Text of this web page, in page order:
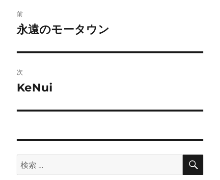
稿
ビ
ゲ
ー
ン
前
前
投
稿:
永遠のモータウン
次
次
投
KeNui
検
索:
検